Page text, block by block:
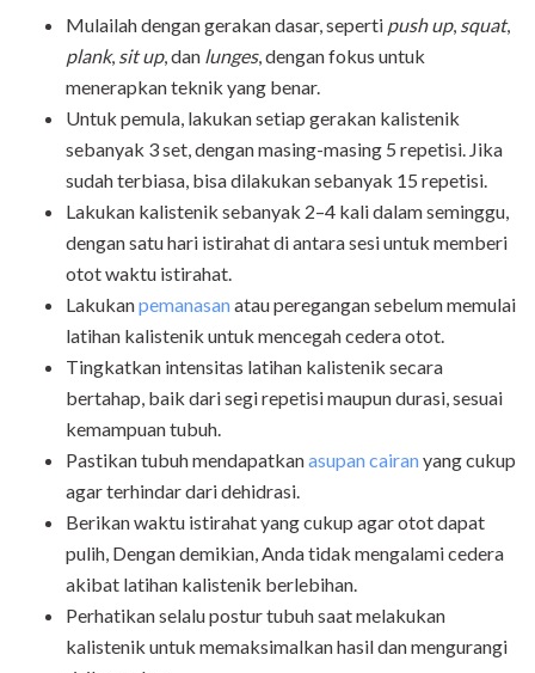
Mulailah dengan gerakan dasar, seperti push up, squat,
plank, sit up, dan lunges, dengan fokus untuk
menerapkan teknik yang benar.
Untuk pemula, lakukan setiap gerakan kalistenik
sebanyak 3 set, dengan masing-masing 5 repetisi. Jika
sudah terbiasa, bisa dilakukan sebanyak 15 repetisi.
Lakukan kalistenik sebanyak 2–4 kali dalam seminggu,
dengan satu hari istirahat di antara sesi untuk memberi
otot waktu istirahat.
Lakukanpemanasanatau peregangan sebelum memulai
latihan kalistenik untuk mencegah cedera otot.
Tingkatkan intensitas latihan kalistenik secara
bertahap, baik dari segi repetisi maupun durasi, sesuai
kemampuan tubuh.
Pastikan tubuh mendapatkanasupan cairanyang cukup
agar terhindar dari dehidrasi.
Berikan waktu istirahat yang cukup agar otot dapat
pulih, Dengan demikian, Anda tidak mengalami cedera
akibat latihan kalistenik berlebihan.
Perhatikan selalu postur tubuh saat melakukan
kalistenik untuk memaksimalkan hasil dan mengurangi